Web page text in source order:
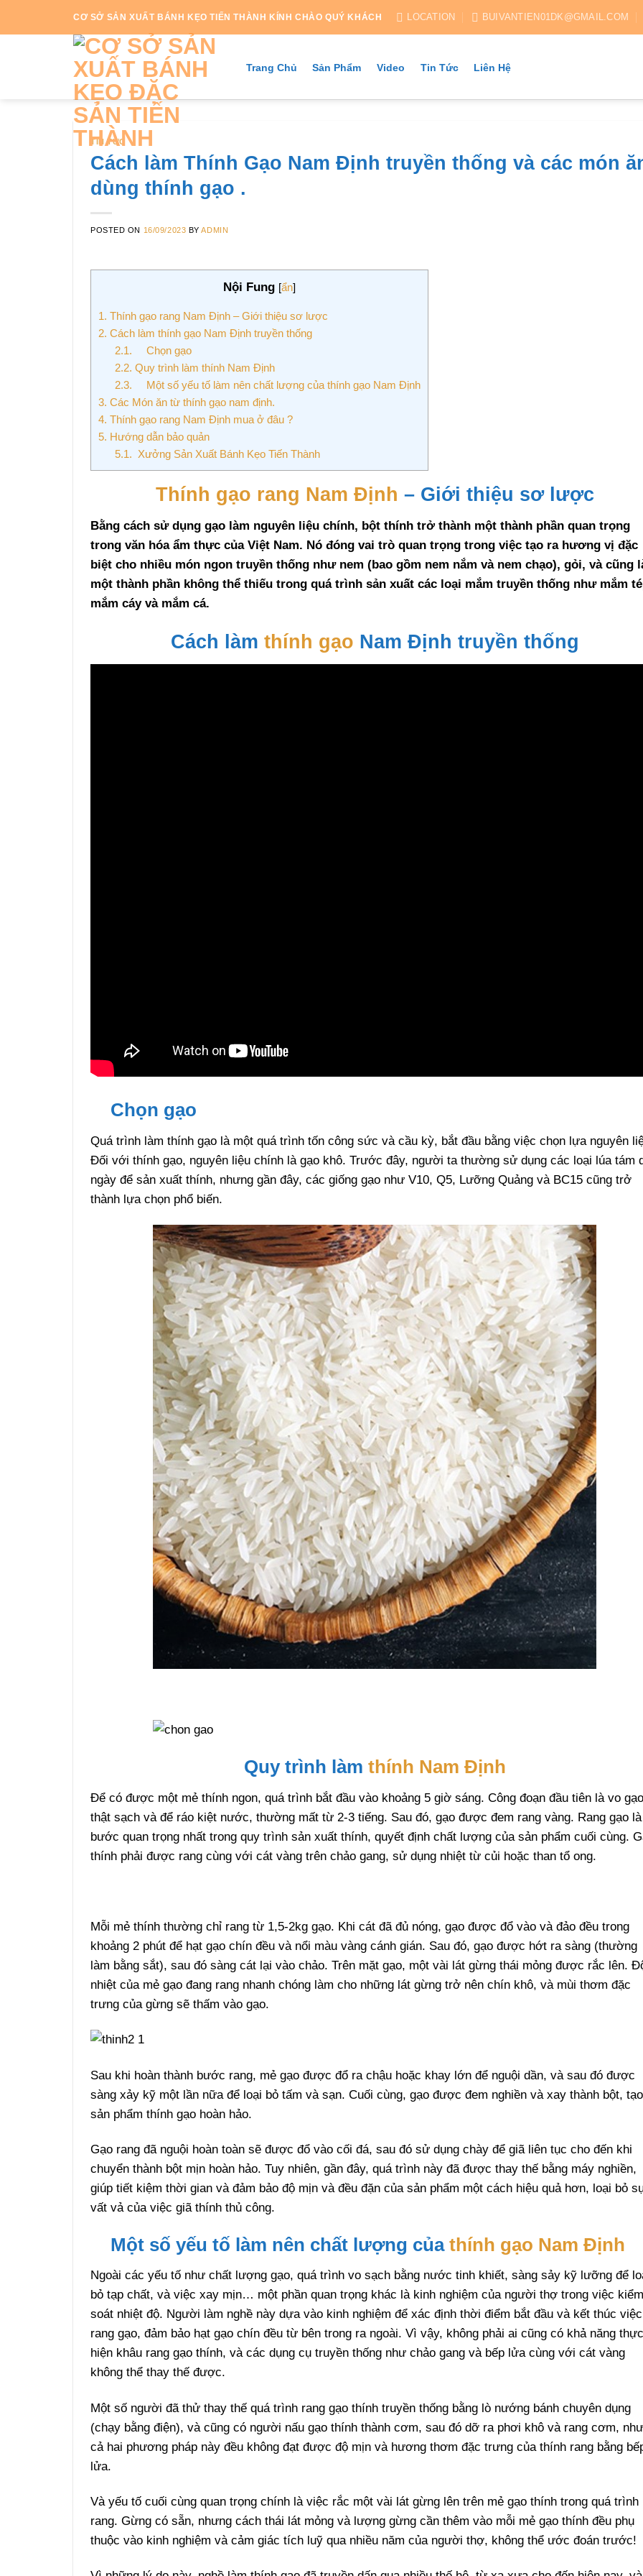
CƠ SỞ SẢN XUẤT BÁNH KẸO TIẾN THÀNH KÍNH CHÀO QUÝ KHÁCH LOCATION BUIVANTIEN01DK@GMAIL.COM
Trang Chủ Sản Phẩm Video Tin Tức Liên Hệ
TIN TỨC
Cách làm Thính Gạo Nam Định truyền thống và các món
dùng thính gạo .
POSTED ON 16/09/2023 BYADMIN
Nội Fung [ẩn]
1. Thính gạo rang Nam Định – Giới thiệu sơ lược
2. Cách làm thính gạo Nam Định truyền thống
2.1. Chọn gạo
2.2. Quy trình làm thính Nam Định
2.3. Một số yếu tố làm nên chất lượng của thính gạo Nam Định
3. Các Món ăn từ thính gạo nam định.
4. Thính gạo rang Nam Định mua ở đâu ?
5. Hướng dẫn bảo quản
5.1. Xưởng Sản Xuất Bánh Kẹo Tiến Thành
Thính gạo rang Nam Định – Giới thiệu sơ lược
Bằng cách sử dụng gạo làm nguyên liệu chính, bột thính trở thành một thành phần quan trọng
trong văn hóa ẩm thực của Việt Nam. Nó đóng vai trò quan trọng trong việc tạo ra hương vị đặc
biệt cho nhiều món ngon truyền thống như nem (bao gồm nem nắm và nem chạo), gỏi, và cũng
một thành phần không thể thiếu trong quá trình sản xuất các loại mắm truyền thống như mắm
mắm cáy và mắm cá.
Cách làm thính gạo Nam Định truyền thống
Chọn gạo
Quá trình làm thính gạo là một quá trình tốn công sức và cầu kỳ, bắt đầu bằng việc chọn lựa nguyên
Đối với thính gạo, nguyên liệu chính là gạo khô. Trước đây, người ta thường sử dụng các loại lúa tám
ngày để sản xuất thính, nhưng gần đây, các giống gạo như V10, Q5, Lưỡng Quảng và BC15 cũng trở
thành lựa chọn phổ biến.
Quy trình làm thính Nam Định
Để có được một mẻ thính ngon, quá trình bắt đầu vào khoảng 5 giờ sáng. Công đoạn đầu tiên là vo gạo
thật sạch và để ráo kiệt nước, thường mất từ 2-3 tiếng. Sau đó, gạo được đem rang vàng. Rang gạo là
bước quan trọng nhất trong quy trình sản xuất thính, quyết định chất lượng của sản phẩm cuối cùng.
thính phải được rang cùng với cát vàng trên chảo gang, sử dụng nhiệt từ củi hoặc than tổ ong.
Mỗi mẻ thính thường chỉ rang từ 1,5-2kg gạo. Khi cát đã đủ nóng, gạo được đổ vào và đảo đều trong
khoảng 2 phút để hạt gạo chín đều và nổi màu vàng cánh gián. Sau đó, gạo được hớt ra sàng (thường
làm bằng sắt), sau đó sàng cát lại vào chảo. Trên mặt gạo, một vài lát gừng thái mỏng được rắc lên.
nhiệt của mẻ gạo đang rang nhanh chóng làm cho những lát gừng trở nên chín khô, và mùi thơm đặc
trưng của gừng sẽ thấm vào gạo.
Sau khi hoàn thành bước rang, mẻ gạo được đổ ra chậu hoặc khay lớn để nguội dần, và sau đó được
sàng xảy kỹ một lần nữa để loại bỏ tấm và sạn. Cuối cùng, gạo được đem nghiền và xay thành bột,
sản phẩm thính gạo hoàn hảo.
Gạo rang đã nguội hoàn toàn sẽ được đổ vào cối đá, sau đó sử dụng chày để giã liên tục cho đến khi
chuyển thành bột mịn hoàn hảo. Tuy nhiên, gần đây, quá trình này đã được thay thế bằng máy nghiền,
giúp tiết kiệm thời gian và đảm bảo độ mịn và đều đặn của sản phẩm một cách hiệu quả hơn, loại bỏ
vất vả của việc giã thính thủ công.
Một số yếu tố làm nên chất lượng của thính gạo Nam Định
Ngoài các yếu tố như chất lượng gạo, quá trình vo sạch bằng nước tinh khiết, sàng sảy kỹ lưỡng để
bỏ tạp chất, và việc xay mịn… một phần quan trọng khác là kinh nghiệm của người thợ trong việc kiểm
soát nhiệt độ. Người làm nghề này dựa vào kinh nghiệm để xác định thời điểm bắt đầu và kết thúc việc
rang gạo, đảm bảo hạt gạo chín đều từ bên trong ra ngoài. Vì vậy, không phải ai cũng có khả năng thực
hiện khâu rang gạo thính, và các dụng cụ truyền thống như chảo gang và bếp lửa cùng với cát vàng
không thể thay thế được.
Một số người đã thử thay thế quá trình rang gạo thính truyền thống bằng lò nướng bánh chuyên dụng
(chạy bằng điện), và cũng có người nấu gạo thính thành cơm, sau đó dỡ ra phơi khô và rang cơm,
cả hai phương pháp này đều không đạt được độ mịn và hương thơm đặc trưng của thính rang bằng
lửa.
Và yếu tố cuối cùng quan trọng chính là việc rắc một vài lát gừng lên trên mẻ gạo thính trong quá trình
rang. Gừng có sẵn, nhưng cách thái lát mỏng và lượng gừng cần thêm vào mỗi mẻ gạo thính đều phụ
thuộc vào kinh nghiệm và cảm giác tích luỹ qua nhiều năm của người thợ, không thể ước đoán trước!